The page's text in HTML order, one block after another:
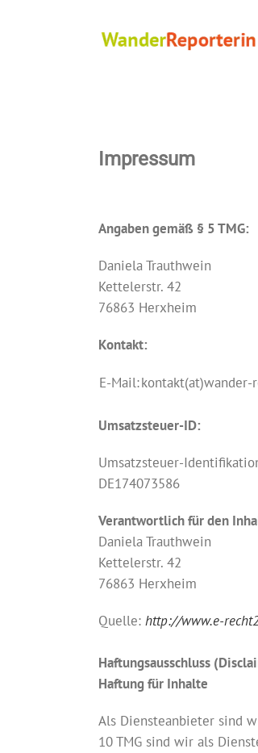
Impressum
Angaben gemäß § 5 TMG:
Daniela Trauthwein
Kettelerstr. 42
76863 Herxheim
Kontakt:
E-Mail:
Umsatzsteuer-ID:
Umsatzsteuer-
DE174073586
Verantwortlich für den
Daniela Trauthwein
Kettelerstr. 42
76863 Herxheim
Quelle: http://www.e-
Haftungsausschluss
Haftung für Inhalte
Als Diensteanbieter sind
10 TMG sind wir als